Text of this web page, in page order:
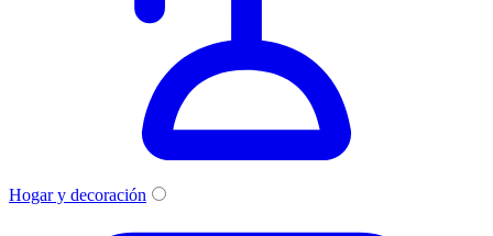
Hogar y decoración